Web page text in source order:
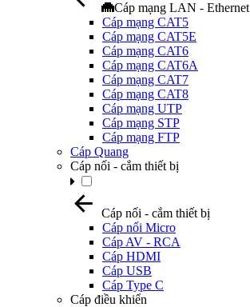
Cáp mạng LAN - Ethernet
Cáp mạng CAT5
Cáp mạng CAT5E
Cáp mạng CAT6
Cáp mạng CAT6A
Cáp mạng CAT7
Cáp mạng CAT8
Cáp mạng UTP
Cáp mạng STP
Cáp mạng FTP
Cáp Quang
Cáp nối - cắm thiết bị
Cáp nối - cắm thiết bị
Cáp nối Micro
Cáp AV - RCA
Cáp HDMI
Cáp USB
Cáp Type C
Cáp điều khiển